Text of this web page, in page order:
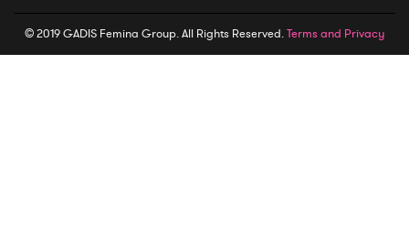
© 2019 GADIS Femina Group. All Rights Reserved.Terms and Privacy